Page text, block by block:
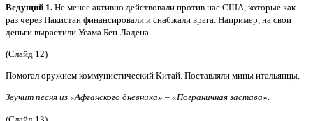
Ведущий 1. Не менее активно действовали против нас США, которые как
раз через Пакистан финансировали и снабжали врага. Например, на свои
деньги вырастили Усама Бен-Ладена.
(Слайд 12)
Помогал оружием коммунистический Китай. Поставляли мины итальянцы.
Звучит песня из «Афганского дневника» – «Пограничная застава».